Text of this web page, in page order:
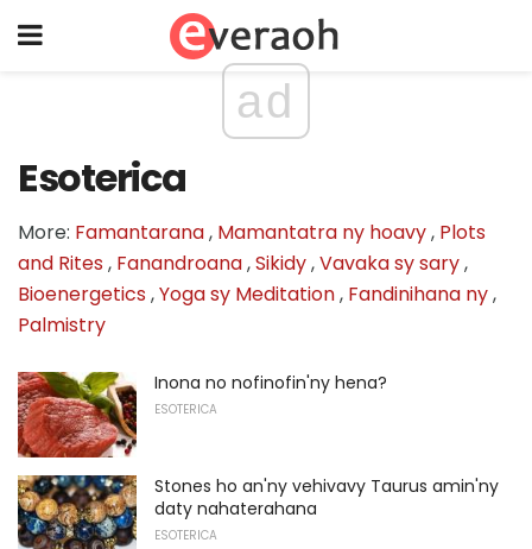
ad
Esoterica
More: Famantarana, Mamantatra ny hoavy, Plots
and Rites, Fanandroana,Sikidy,Vavaka sy sary,
Bioenergetics,Yoga sy Meditation, Fandinihana ny,
Palmistry
Inona no nofinofin'ny hena?
ESOTERICA
Stones ho an'ny vehivavy Taurus amin'ny
daty nahaterahana
ESOTERICA